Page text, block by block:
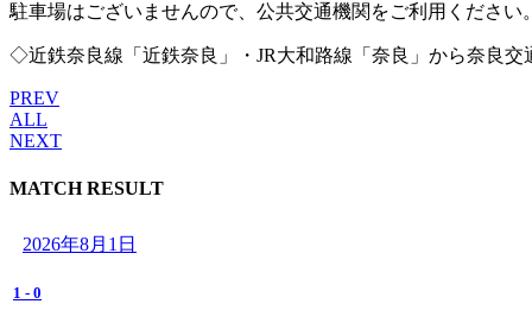
駐車場はございませんので、公共交通機関をご利用ください。
◇近鉄奈良線「近鉄奈良」・JR大和路線「奈良」から奈良
PREV
ALL
NEXT
MATCH RESULT
2026年8月1日
1 - 0